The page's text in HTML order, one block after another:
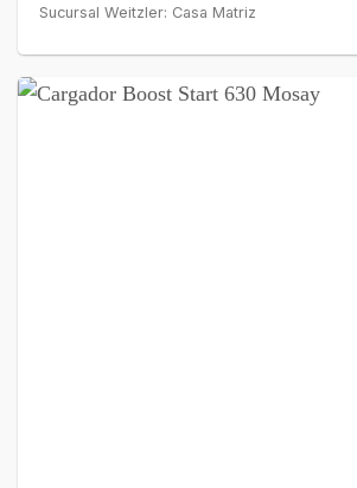
Sucursal Weitzler: Casa Matriz